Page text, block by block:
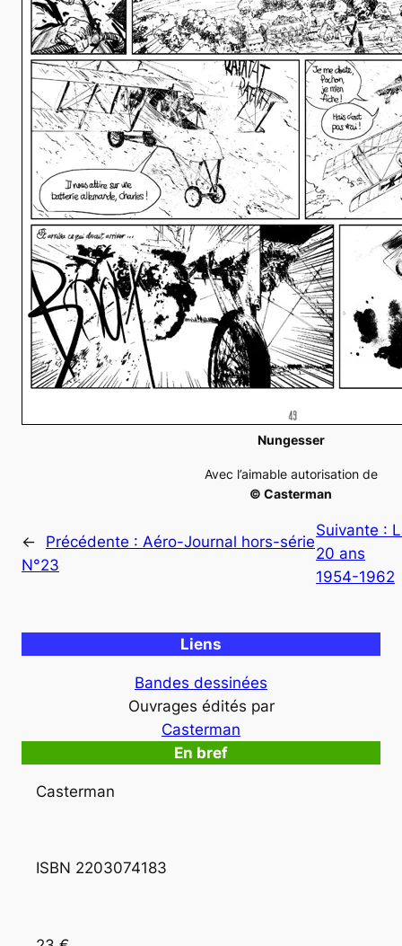
Nungesser
Avec l’aimable autorisation de
© Casterman
← Précédente : Aéro-Journal hors-série
N°23
Suivante :
20 ans
1954-1962
Liens
Bandes dessinées
Ouvrages édités par
Casterman
En bref
Casterman
ISBN 2203074183